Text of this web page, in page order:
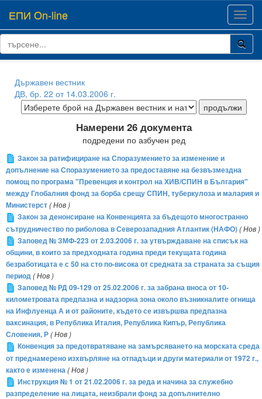
ЕПИ On-line
Държавен вестник
ДВ, бр. 22 от 14.03.2006 г.
Намерени 26 документа
подредени по азбучен ред
Закон за ратифициране на Споразумението за изменение и
допълнение на Споразумението за предоставяне на безвъзмездна
помощ по програма "Превенция и контрол на ХИВ/СПИН в България"
между Глобалния фонд за борба срещу СПИН, туберкулоза и малария и
Министерст( Нов )
Закон за денонсиране на Конвенцията за бъдещото многостранно
сътрудничество по риболова в Северозападния Атлантик (НАФО)( Нов )
Заповед № ЗМФ-223 от 2.03.2006 г. за утвърждаване на списък на
общини, в които за предходната година преди текущата година
безработицата е с 50 на сто по-висока от средната за страната за същия
период( Нов )
Заповед № РД 09-129 от 25.02.2006 г. за забрана вноса от 10-
километровата предпазна и надзорна зона около възникналите огнища
на Инфлуенца А и от районите, където се извършва предпазна
ваксинация, в Република Италия, Република Кипър, Република
Словения, Р( Нов )
Конвенция за предотвратяване на замърсяването на морската среда
от преднамерено изхвърляне на отпадъци и други материали от 1972 г.,
както е изменена( Нов )
Инструкция № 1 от 21.02.2006 г. за реда и начина за служебно
разпределение на лицата, неизбрали фонд за допълнително